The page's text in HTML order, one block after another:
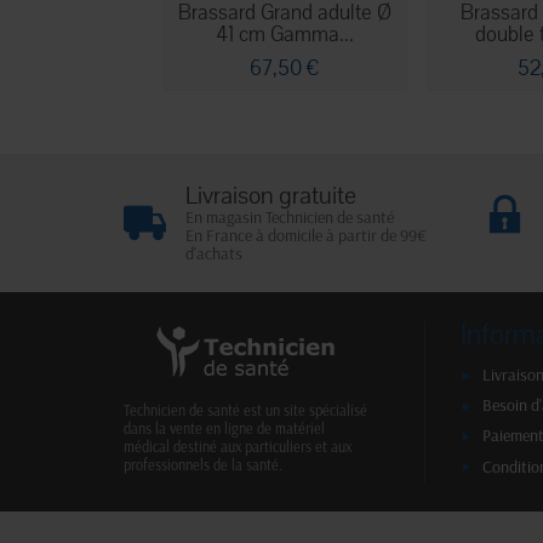
Brassard Grand adulte Ø
41 cm Gamma...
67,50 €
double
Livraison gratuite
En magasin Technicien de santé
En France à domicile à partir de 99€
d'achats
Technicien de santé est un site spécialisé
dans la vente en ligne de matériel
médical destiné aux particuliers et aux
professionnels de la santé.
Besoin